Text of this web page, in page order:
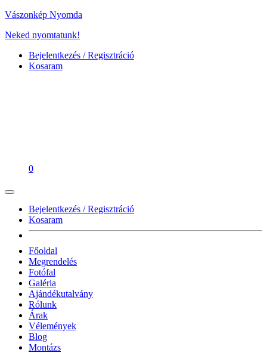
Vászonkép Nyomda
Neked nyomtatunk!
Bejelentkezés / Regisztráció
Kosaram
0
Bejelentkezés / Regisztráció
Kosaram
Főoldal
Megrendelés
Fotófal
Galéria
Ajándékutalvány
Rólunk
Árak
Vélemények
Blog
Montázs